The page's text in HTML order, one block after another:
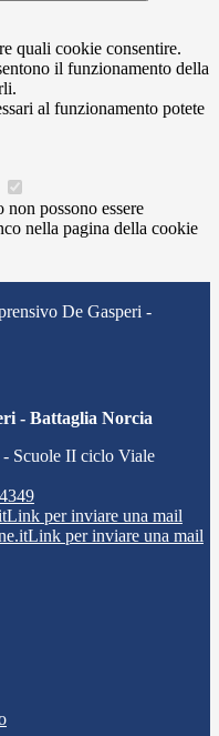
quali cookie consentire.
il funzionamento della
al funzionamento potete
possono essere
nella pagina della cookie
De Gasperi -
- Battaglia Norcia
Scuole II ciclo Viale
Link per inviare una mail
Link per inviare una mail